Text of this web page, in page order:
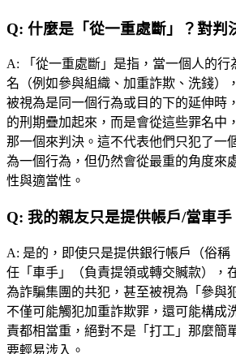
Q: 什麼是「從一重處斷」？對判
A:
「從一重處斷」是指，當一個人的
名（例如參與組織、加重詐欺、洗錢）
被視為是同一個行為或目的下的延伸時
的刑期疊加起來，而是會從這些罪名中
那一個來判決。這不代表他們只犯了一
為一個行為，但仍然會從最重的角度來
性與適當性。
Q: 我的親友只是提供帳戶/當車手
A: 是的，即使只是提供銀行帳戶（俗稱
任「車手」（負責提領或轉交贓款），
為詐騙集團的共犯，甚至被視為「參與
不僅可能觸犯加重詐欺罪，還可能構成
責都相當重，絕對不是「打工」那麼簡
要輕易涉入。